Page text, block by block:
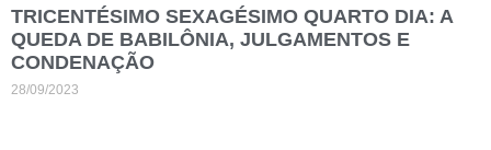
TRICENTÉSIMO SEXAGÉSIMO QUARTO DIA: A
QUEDA DE BABILÔNIA, JULGAMENTOS E
CONDENAÇÃO
28/09/2023